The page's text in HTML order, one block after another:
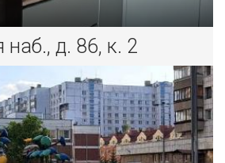
наб., д. 86, к. 2